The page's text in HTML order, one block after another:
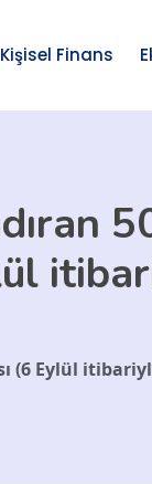
Kişisel Finans
(6 Eylül